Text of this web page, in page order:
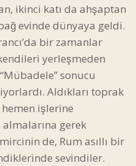
ikinci katı da ahşaptan
evinde dünyaya geldi.
bir zamanlar
yerleşmeden
sonucu
Aldıkları toprak
işlerine
gerek
de, Rum asıllı bir
sevindiler.